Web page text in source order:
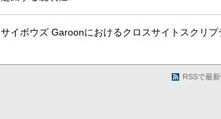
サイボウズ Garoonにおけるクロスサイトスクリプ
RSSで最